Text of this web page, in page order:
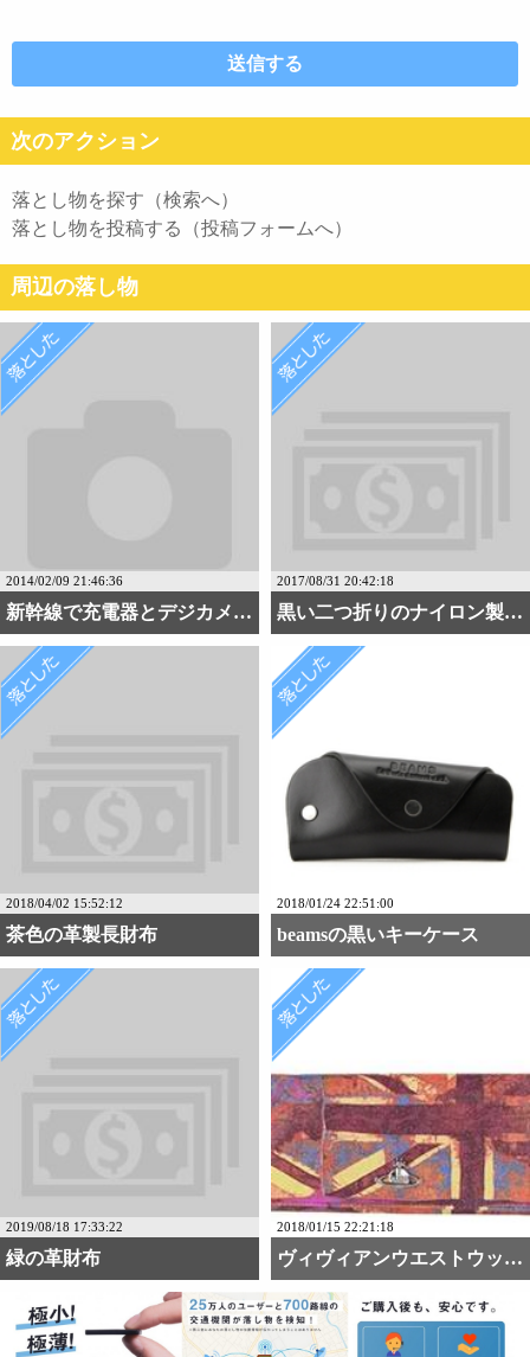
次のアクション
落とし物を探す（検索へ）
落とし物を投稿する（投稿フォームへ）
周辺の落し物
2014/02/09 21:46:36
新幹線で充電器とデジカメ・・・
2017/08/31 20:42:18
黒い二つ折りのナイロン製の財布
2018/04/02 15:52:12
茶色の革製長財布
2018/01/24 22:51:00
beamsの黒いキーケース
2019/08/18 17:33:22
緑の革財布
2018/01/15 22:21:18
ヴィヴィアンウエストウッ・・・